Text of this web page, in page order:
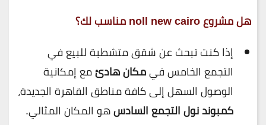
هل مشروع noll new cairo مناسب لك؟
إذا كنت تبحث عن شقق متشطبة للبيع في
التجمع الخامس فيمكان هادئمع إمكانية
الوصول السهل إلى كافة مناطق القاهرة الجديدة،
كمبوند نول التجمع السادسهو المكان المثالي.